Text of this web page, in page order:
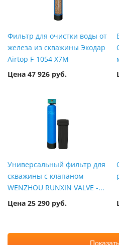
Фильтр для очистки воды от
железа из скважины Экодар
Airtop F-1054 X7M
Цена 47 926 руб.
Универсальный фильтр для
скважины с клапаном
WENZHOU RUNXIN VALVE -...
Цена 25 290 руб.